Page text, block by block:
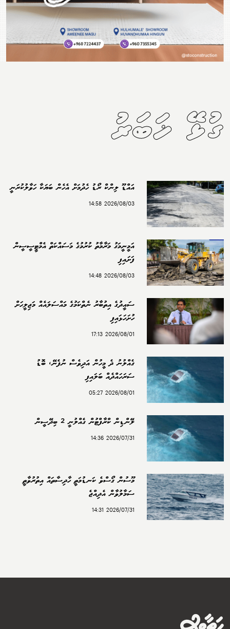
ގުޅޭ ޚަބަރު
އައްޑޫ ލިންކް ރޯޑު ހެދުމަށް އެހެން ބަޔަކާ ހަވާލުކުރަނީ
2026/08/03 14:58
އަމީނީމަގު މަރާމާތު ކުރުމުގެ މަސައްކަތް އެމްޓީސީސީން
ފަށައިފި
2026/08/03 14:48
ސައީދުގެ އިތުބާރު ނެތްކަމުގެ މައްސަލައެއް މަޖިލީހަށް
ހުށަހަޅައިފި
2026/08/01 17:13
ގެއްލުނު ދެ މީހުން އަދިވެސް ނުފެނޭ، ބޮޑު
ސަރަހައްދެއް ބަލައިފި
2026/08/01 05:27
ލޭންޑިން ކްރާފްޓުން ގެއްލުނީ 2 ބިދޭސީން
2026/07/31 14:36
މޫސުން ގޯސްވެ ކަނޑުމަތީ ހާދިސާތައް އިތުރުވާތީ
ސަމާލުވާން އެދިއްޖެ
2026/07/31 14:31